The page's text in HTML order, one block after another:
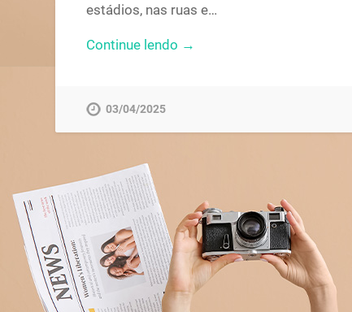
estádios, nas ruas e…
Continue lendo →
03/04/2025